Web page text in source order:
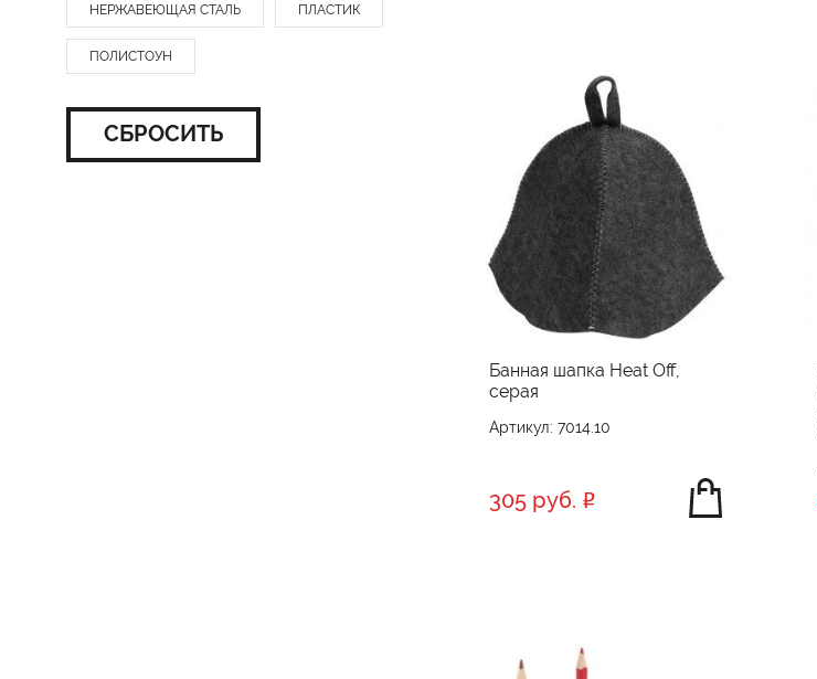
НЕРЖАВЕЮЩАЯ СТАЛЬ ПЛАСТИК
ПОЛИСТОУН
СБРОСИТЬ
Банная шапка Heat Off,
серая
Артикул: 7014.10
305 руб.